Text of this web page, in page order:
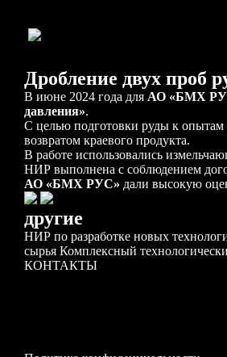
Дробление двух проб
В июне 2024 года для АО «БМХ
давления».
С целью подготовки руды к опытам
возвратом краевого продукта.
В работе использовались
НИР выполнена с соблюдением
АО «БМХ РУС» дали высокую
другие
НИР по разработке новых
сырья Комплексный
КОНТАКТЫ